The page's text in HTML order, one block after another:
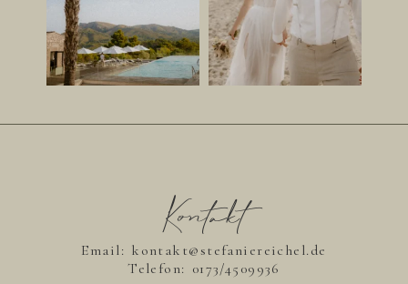
Kontakt
Email: kontakt@stefaniereichel.de
Telefon: 0173/4509936